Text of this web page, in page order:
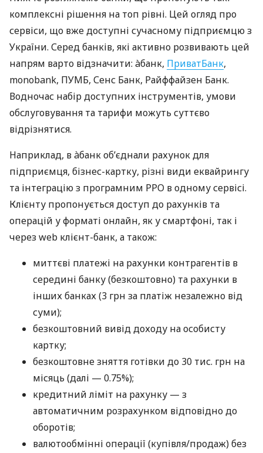
комплексні рішення на топ рівні. Цей огляд про
сервіси, що вже доступні сучасному підприємцю з
України. Серед банків, які активно розвивають цей
напрям варто відзначити: àбанк, ПриватБанк,
monobank, ПУМБ, Сенс Банк, Райффайзен Банк.
Водночас набір доступних інструментів, умови
обслуговування та тарифи можуть суттєво
відрізнятися.
Наприклад, в àбанк об’єднали рахунок для
підприємця, бізнес-картку, різні види еквайрингу
та інтеграцію з програмним РРО в одному сервісі.
Клієнту пропонується доступ до рахунків та
операцій у форматі онлайн, як у смартфоні, так і
через web клієнт-банк, а також:
миттєві платежі на рахунки контрагентів в
середині банку (безкоштовно) та рахунки в
інших банках (3 грн за платіж незалежно від
суми);
безкоштовний вивід доходу на особисту
картку;
безкоштовне зняття готівки до 30 тис. грн на
місяць (далі — 0.75%);
кредитний ліміт на рахунку — з
автоматичним розрахунком відповідно до
оборотів;
валютообмінні операції (купівля/продаж) без